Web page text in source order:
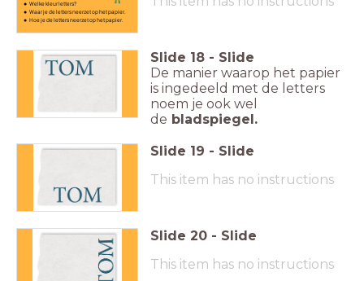
Welke kleur letters?
Waar je de letters neerzet op het papier.
Hoe je de letters neerzet op het papier.
Slide 18 - Slide
De manier waarop het papier
is ingedeeld met de letters
noem je ook wel
de bladspiegel.
Slide 19 - Slide
This item has no instructions
Slide 20 - Slide
This item has no instructions